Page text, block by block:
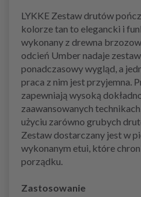
LYKKE Zestaw drutów
kolorze tan to elegancki i
wykonany z drewna
odcień Umber nadaje
ponadczasowy wygląd, a
praca z nim jest przyjemna.
zapewniają wysoką
zaawansowanych
użyciu zarówno grubych
Zestaw dostarczany jest w
wykonanym etui, które
porządku.
Zastosowanie